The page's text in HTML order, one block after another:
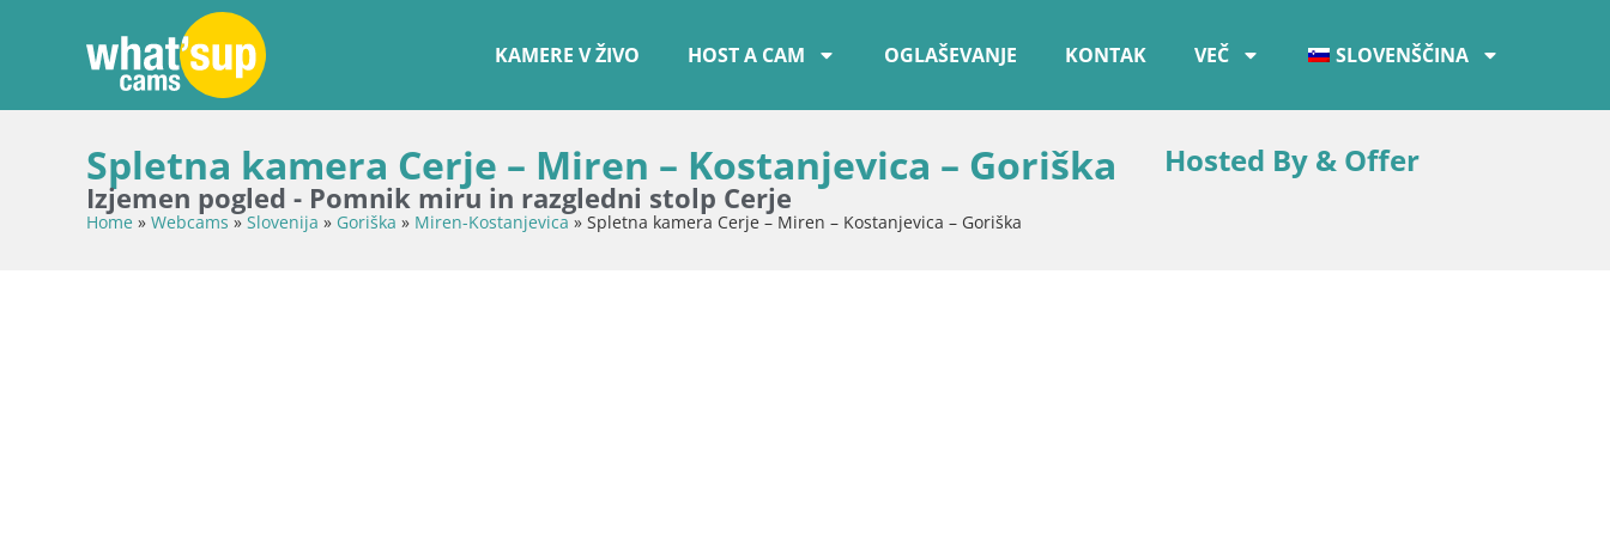
KAMERE V ŽIVO HOST A CAM OGLAŠEVANJE KONTAK VEČ SLOVENŠČINA
Spletna kamera Cerje – Miren – Kostanjevica – Goriška
Izjemen pogled - Pomnik miru in razgledni stolp Cerje
Home » Webcams »Slovenija » Goriška » Miren-Kostanjevica» Spletna kamera Cerje – Miren – Kostanjevica – Goriška
Hosted By & Offer